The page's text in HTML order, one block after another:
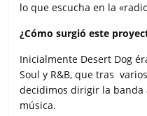
lo que escucha en la
¿Cómo surgió este
Inicialmente Desert Dog
Soul y R&B, que tras
decidimos dirigir la
música.